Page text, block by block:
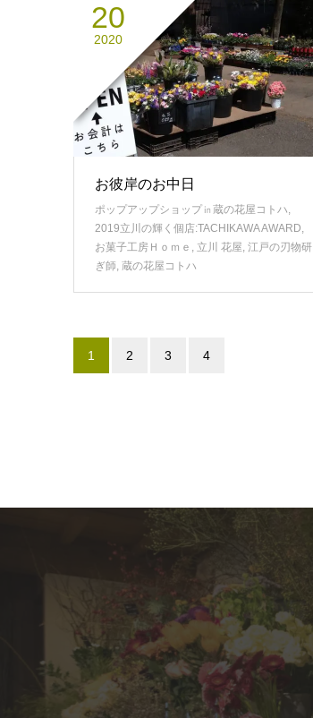
20
2020
お彼岸のお中日
ポップアップショップ㏌蔵の花屋コトハ
2019立川の輝く個店:TACHIKAWA AWARD
お菓子工房Ｈｏｍｅ
立川 花屋 江戸の刃物研
ぎ師 蔵の花屋コトハ
1 2 3 4